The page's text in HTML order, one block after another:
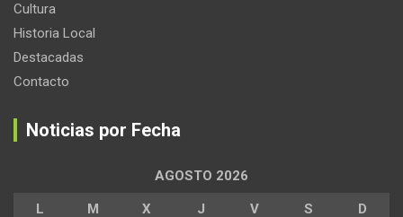
Cultura
Historia Local
Destacadas
Contacto
Noticias por Fecha
AGOSTO 2026
L M X J V S D